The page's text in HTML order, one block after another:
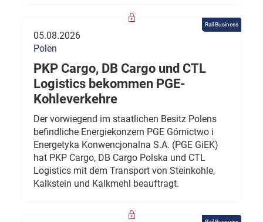
Rail Business
05.08.2026
Polen
PKP Cargo, DB Cargo und CTL
Logistics bekommen PGE-
Kohleverkehre
Der vorwiegend im staatlichen Besitz Polens
befindliche Energiekonzern PGE Górnictwo i
Energetyka Konwencjonalna S.A. (PGE GiEK)
hat PKP Cargo, DB Cargo Polska und CTL
Logistics mit dem Transport von Steinkohle,
Kalkstein und Kalkmehl beauftragt.